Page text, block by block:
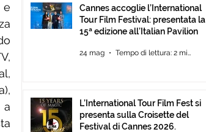
a
Cannes accoglie l’International
Tour Film Festival: presentata la
15ª edizione all’Italian Pavilion
24 mag Tempo di lettura: 2 min
L’International Tour Film Fest si
presenta sulla Croisette del
Festival di Cannes 2026.